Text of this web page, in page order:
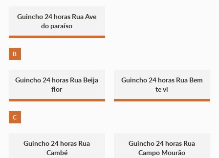
Guincho 24 horas Rua Ave
do paraíso
B
Guincho 24 horas Rua Beija
flor
Guincho 24 horas Rua Bem
te vi
C
Guincho 24 horas Rua
Cambé
Guincho 24 horas Rua
Campo Mourão